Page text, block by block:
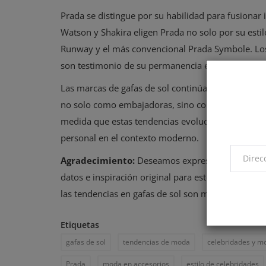
Prada se distingue por su habilidad para
Watson y Shakira eligen Prada no solo por su
Runway y el más convencional Prada Symbole.
son testimonio de su permanencia en la cima de
Las marcas de gafas de sol continúan siendo un
no solo como embajadoras, sino como
medida que estas tendencias evolucionan,
personal en el contexto moderno.
Agradecimiento: Deseamos expresar nuestro
datos e inspiración original para este artículo,
las tendencias en gafas de sol son moldeadas
Etiquetas
gafas de sol tendencias de moda celebridades y
Prada moda en accesorios estilo de celebridades